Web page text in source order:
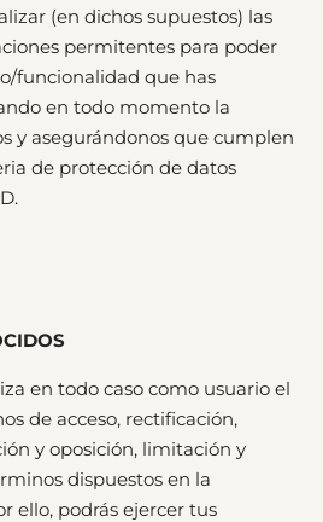
(en dichos supuestos) las
permitentes para poder
funcionalidad que has
en todo momento la
y asegurándonos que cumplen
de protección de datos
en todo caso como usuario el
de acceso, rectificación,
y oposición, limitación y
dispuestos en la
ello, podrás ejercer tus